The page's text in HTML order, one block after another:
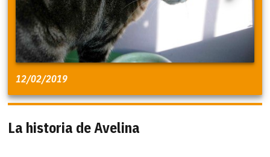
12/02/2019
La historia de Avelina